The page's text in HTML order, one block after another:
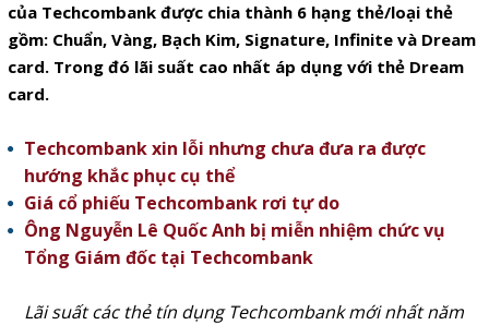
của Techcombank được chia thành 6 hạng thẻ/loại thẻ
gồm: Chuẩn, Vàng, Bạch Kim, Signature, Infinite và Dream
card. Trong đó lãi suất cao nhất áp dụng với thẻ Dream
card.
Techcombank xin lỗi nhưng chưa đưa ra được
hướng khắc phục cụ thể
Giá cổ phiếu Techcombank rơi tự do
Ông Nguyễn Lê Quốc Anh bị miễn nhiệm chức vụ
Tổng Giám đốc tại Techcombank
Lãi suất các thẻ tín dụng Techcombank mới nhất năm